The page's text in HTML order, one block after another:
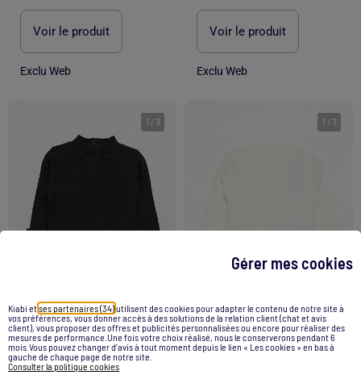
Gérer mes cookies
Kiabi etses partenaires (34)utilisent des cookies pour adapter le contenu de notre site à
vos préférences, vous donner accès à des solutions de la relation client (chat et avis
client), vous proposer des offres et publicités personnalisées ou encore pour réaliser des
mesures de performance.Une fois votre choix réalisé, nous le conserverons pendant 6
mois.Vous pouvez changer d’avis à tout moment depuis le lien « Les cookies » en bas à
gauche de chaque page de notre site.
Consulter la politique cookies
Voir le produit
Exclu Web
Voir le produit
Exclu Web
1 / 3
Sous-pull en maille côtelée
1 / 3
Sous-pull en maille côtelée